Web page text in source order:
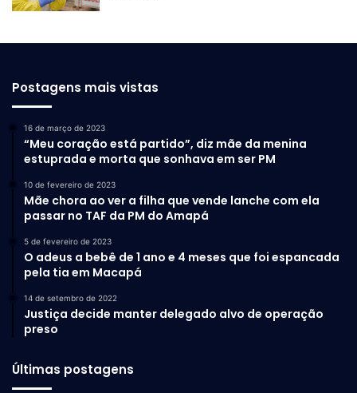
Postagens mais vistas
16 de março de 2023
“Meu coração está partido”, diz mãe da menina
estuprada e morta que sonhava em ser PM
10 de fevereiro de 2023
Mãe chora ao ver a filha que vende lanche com ela
passar no TAF da PM do Amapá
5 de fevereiro de 2023
O adeus a bebê de 1 ano e 4 meses que foi espancada
pela tia em Macapá
14 de setembro de 2022
Justiça decide manter delegado alvo de operação
preso
Últimas postagens